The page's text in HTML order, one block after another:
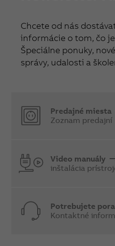
Chcete od nás
informácie o tom, čo je
Špeciálne ponuky,
správy, udalosti a
Predajné miesta
Zoznam predajní
Video manuály
inštalácia
Potrebujete
Kontaktné